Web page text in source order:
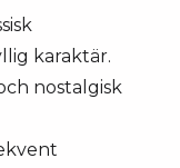
karaktär.
nostalgisk